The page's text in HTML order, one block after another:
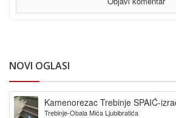
NOVI OGLASI
Kamenorezac Trebinje SPAIĆ-
Trebinje-Obala Mića Ljubibratića